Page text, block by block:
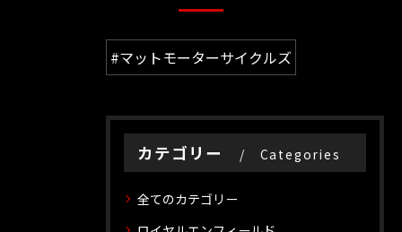
#マットモーターサイクルズ
カテゴリー Categories
全てのカテゴリー